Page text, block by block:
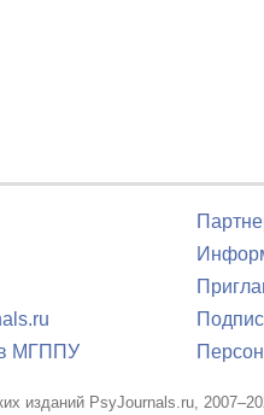
МГППУ
изданий PsyJournals.ru,